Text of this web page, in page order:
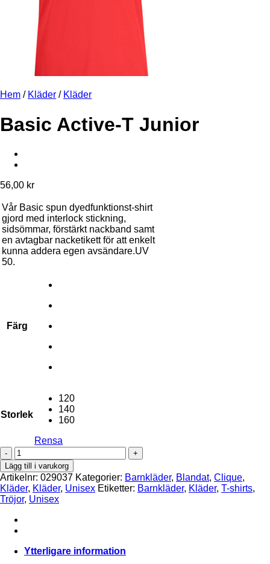
Hem / Kläder / Kläder
Basic Active-T Junior
56,00 kr
Vår Basic spun dyedfunktionst-shirt
gjord med interlock stickning,
sidsömmar, förstärkt nackband samt
en avtagbar nacketikett för att enkelt
kunna addera egen avsändare.UV
50.
Färg
Storlek
120
140
160
Rensa
Basic
Active-
T
Junior
mängd
Lägg till i varukorg
Artikelnr: 029037 Kategorier: Barnkläder, Blandat, Clique,
Kläder, Kläder, Unisex Etiketter: Barnkläder, Kläder, T-shirts,
Tröjor, Unisex
Ytterligare information